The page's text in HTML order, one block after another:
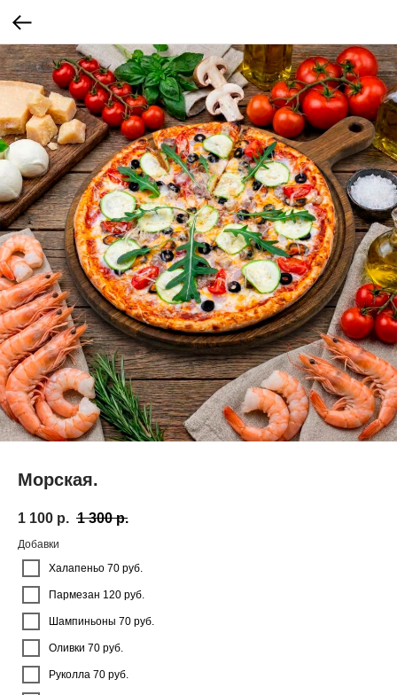
Морская.
1 100 р. 1 300 р.
Добавки
Халапеньо 70 руб.
Пармезан 120 руб.
Шампиньоны 70 руб.
Оливки 70 руб.
Руколла 70 руб.